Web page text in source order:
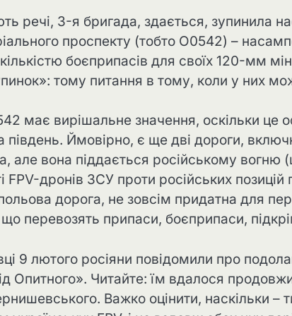
речі, 3-я бригада, здається, зупинила
проспекту (тобто O0542) –
боєприпасів для своїх 120-мм
тому питання в тому, коли у них
має вирішальне значення, оскільки це
південь. Ймовірно, є ще дві дороги,
але вона піддається російському
FPV-дронів ЗСУ проти російських
дорога, не зовсім придатна для
перевозять припаси, боєприпаси,
9 лютого росіяни повідомили про
Опитного». Читайте: їм вдалося
Важко оцінити, наскільки –